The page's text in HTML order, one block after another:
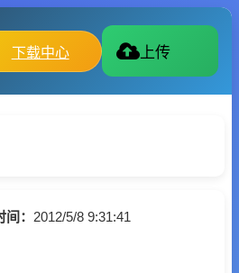
下载中心 上传
间： 2012/5/8 9:31:41